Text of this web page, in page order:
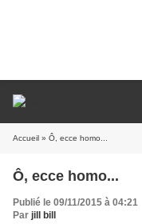
Accueil » Ô, ecce homo...
Ô, ecce homo...
Publié le 09/11/2015 à 04:21
Par jill bill